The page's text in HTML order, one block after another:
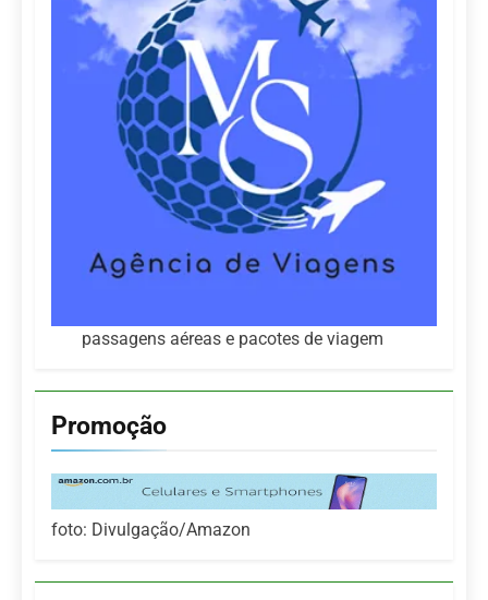
passagens aéreas e pacotes de viagem
Promoção
foto: Divulgação/Amazon